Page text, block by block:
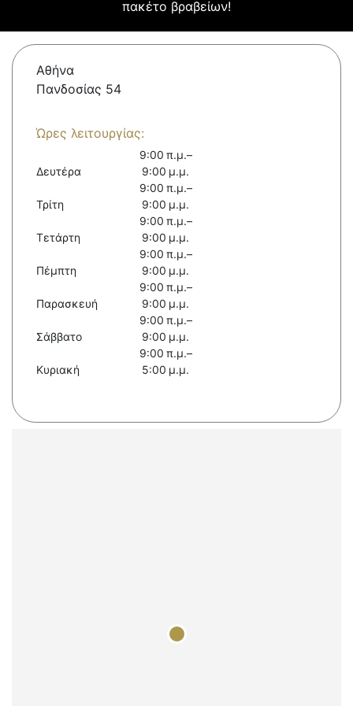
πακέτο βραβείων!
Αθήνα
Πανδοσίας 54
Ώρες λειτουργίας:
Δευτέρα
9:00 π.μ.–
9:00 μ.μ.
Τρίτη
9:00 π.μ.–
9:00 μ.μ.
Τετάρτη
9:00 π.μ.–
9:00 μ.μ.
Πέμπτη
9:00 π.μ.–
9:00 μ.μ.
Παρασκευή
9:00 π.μ.–
9:00 μ.μ.
Σάββατο
9:00 π.μ.–
9:00 μ.μ.
Κυριακή
9:00 π.μ.–
5:00 μ.μ.